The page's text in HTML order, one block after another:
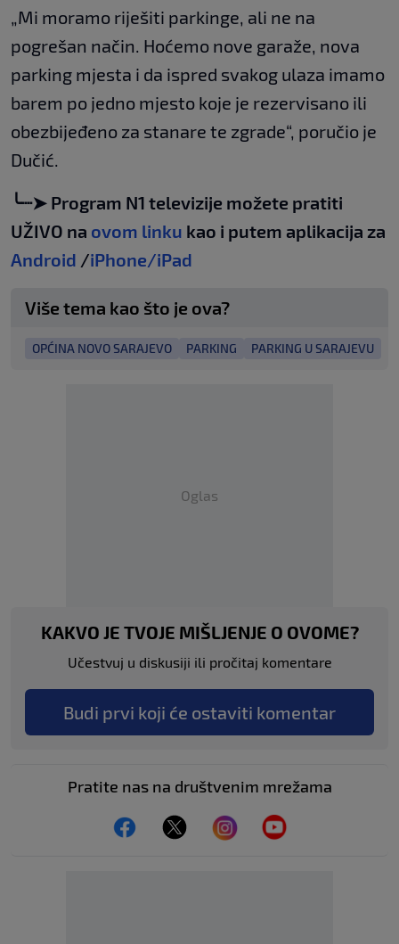
„Mi moramo riješiti parkinge, ali ne na
pogrešan način. Hoćemo nove garaže, nova
parking mjesta i da ispred svakog ulaza imamo
barem po jedno mjesto koje je rezervisano ili
obezbijeđeno za stanare te zgrade“, poručio je
Dučić.
╰┈➤ Program N1 televizije možete pratiti
UŽIVO na ovom linku kao i putem aplikacija za
Android /iPhone/iPad
Više tema kao što je ova?
OPĆINA NOVO SARAJEVO PARKING PARKING U SARAJEVU
Oglas
KAKVO JE TVOJE MIŠLJENJE O OVOME?
Učestvuj u diskusiji ili pročitaj komentare
Budi prvi koji će ostaviti komentar
Pratite nas na društvenim mrežama